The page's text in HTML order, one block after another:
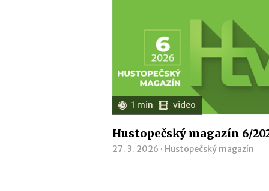
1 min video
Hustopečský magazín 6/
27. 3. 2026 · Hustopečský magazín